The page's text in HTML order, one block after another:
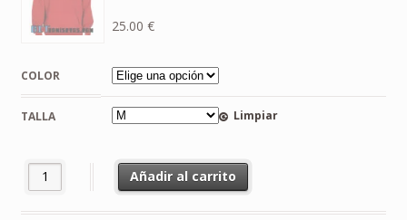
25.00€
COLOR
TALLA Limpiar
Sudadera AC DC cantidadAñadir al carrito